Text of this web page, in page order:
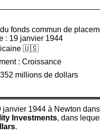
fonds commun de
: 19 janvier 1944
🇺🇸
: Croissance
millions de dollars
janvier 1944 à Newton
Investments, dans
.